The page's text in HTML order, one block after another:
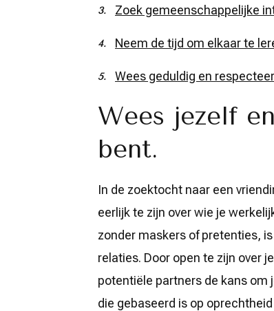
Zoek gemeenschappelijke
Neem de tijd om elkaar te
Wees geduldig en
Wees jezelf
bent.
In de zoektocht naar een
eerlijk te zijn over wie je
zonder maskers of pretenties,
relaties. Door open te zijn over
potentiële partners de kans om
die gebaseerd is op